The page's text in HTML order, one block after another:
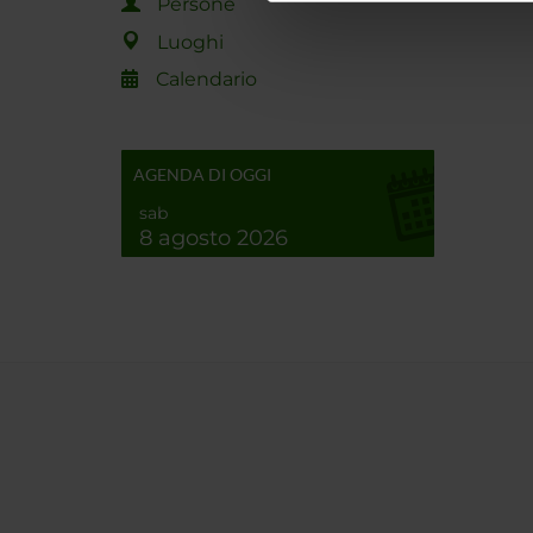
Luoghi
Calendario
AGENDA DI OGGI
sab
8 agosto 2026